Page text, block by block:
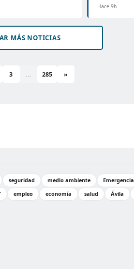
Hace 9h
MÁS NOTICIAS
3 ... 285 »
seguridad medio ambiente Emergencia
empleo economía salud Ávila